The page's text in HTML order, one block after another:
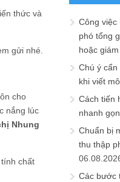
thức và
gửi nhé.
cho
nắng lúc
Nhung
chất
Công việc
phó tổng
hoặc
Chú ý
khi viết
Cách tiến
nhanh gọn
Chuẩn bị
thu thập
Các bước